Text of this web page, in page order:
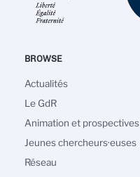
BROWSE
Navigation
principale
Actualités
Le GdR
Animation et prospectives
Jeunes chercheurs·euses
Réseau